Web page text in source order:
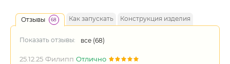
Отзывы 68 Как запускать Конструкция изделия
Показать отзывы: все (68)
25.12.25 Филипп Отлично